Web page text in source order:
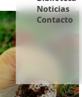
Noticias
Contacto